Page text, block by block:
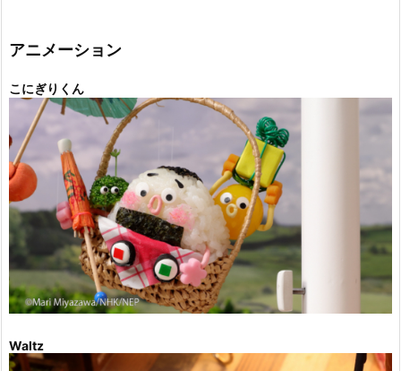
ー
アニメーション
こにぎりくん
Waltz